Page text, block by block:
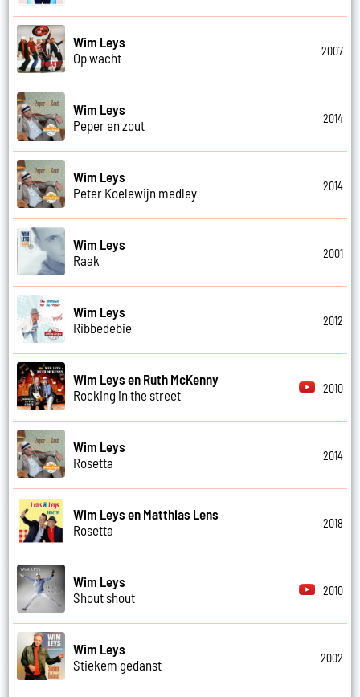
Wim Leys
Op wacht
2007
Wim Leys
Peper en zout
2014
Wim Leys
Peter Koelewijn medley
2014
Wim Leys
Raak
2001
Wim Leys
Ribbedebie
2012
Wim Leys en Ruth McKenny
Rocking in the street
2010
Wim Leys
Rosetta
2014
Wim Leys en Matthias Lens
Rosetta
2018
Wim Leys
Shout shout
2010
Wim Leys
Stiekem gedanst
2002